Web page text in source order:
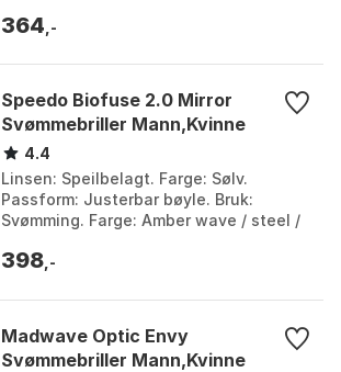
364 ,-
Speedo Biofuse 2.0 Mirror
Svømmebriller Mann,Kvinne
4.4
Linsen: Speilbelagt. Farge: Sølv.
Passform: Justerbar bøyle. Bruk:
Svømming. Farge: Amber wave / steel /
iris mirror. S...
398 ,-
Madwave Optic Envy
Svømmebriller Mann,Kvinne